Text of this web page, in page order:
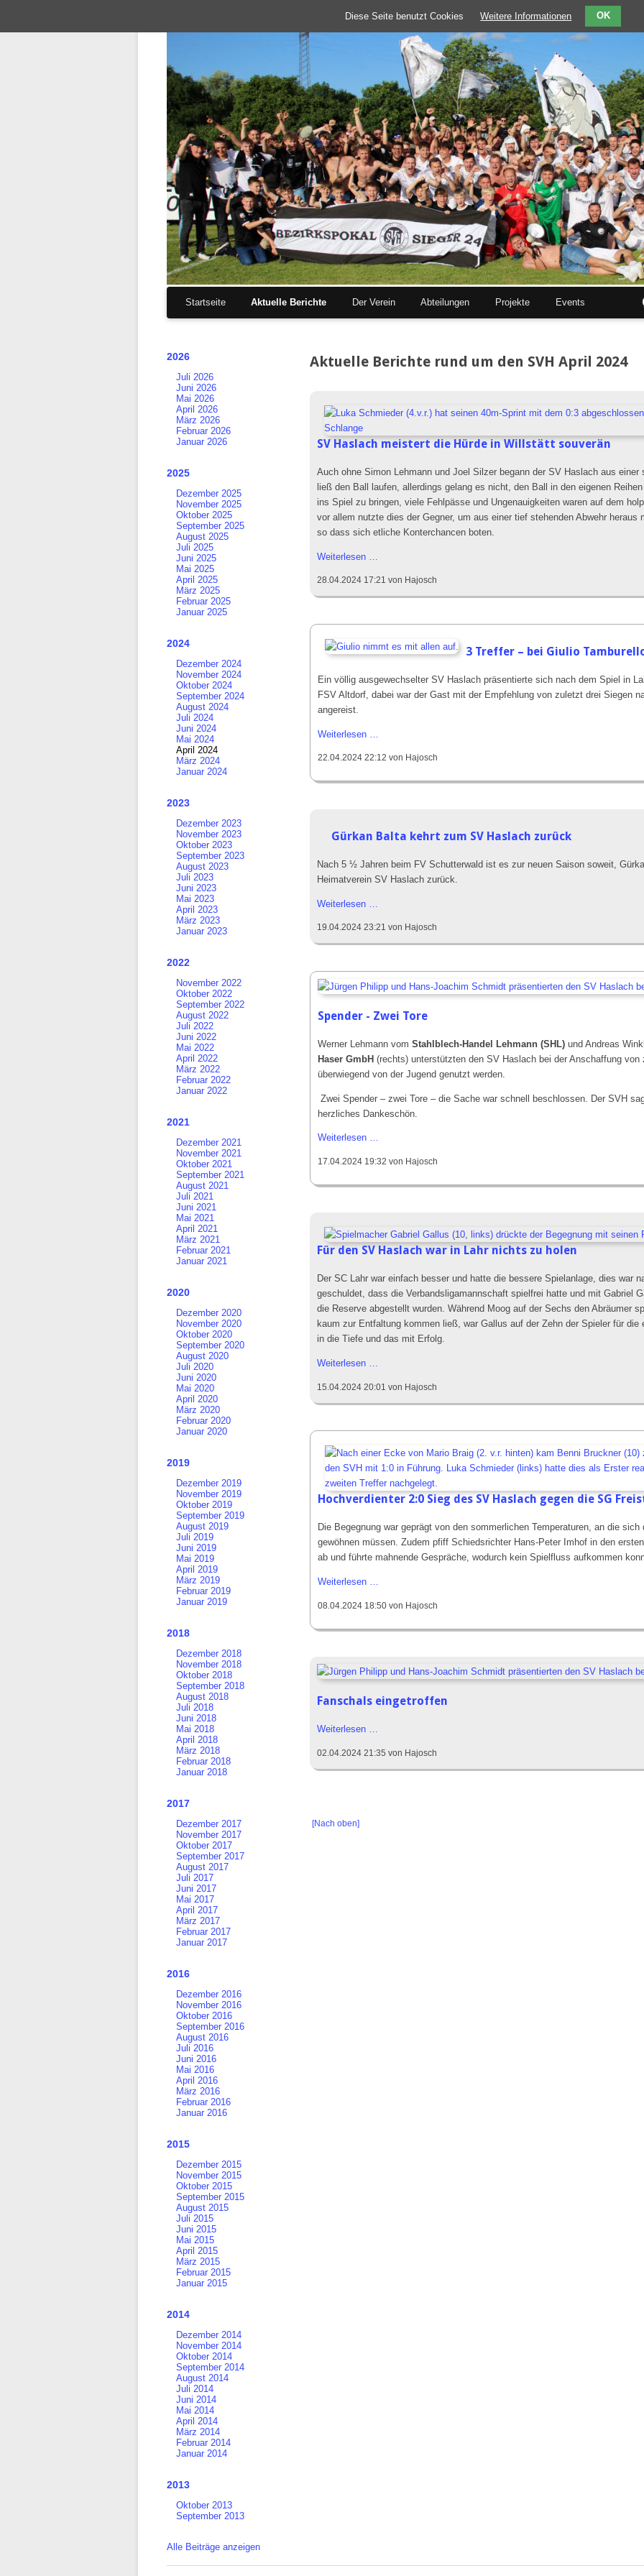
Navigation
Startseite Aktuelle Berichte Der Verein Abteilungen Projekte Events
Aktuelle Berichte rund um den SVH April 2024
SV Haslach meistert die Hürde in Willstätt souverän
Auch ohne Simon Lehmann und Joel Silzer begann der SV Haslach aus einer
ließ den Ball laufen, allerdings gelang es nicht, den Ball in den eigenen
ins Spiel zu bringen, viele Fehlpässe und Ungenauigkeiten waren auf dem
vor allem nutzte dies der Gegner, um aus einer tief stehenden Abwehr heraus
so dass sich etliche Konterchancen boten.
Weiterlesen …
meistert
die
Willstätt
28.04.2024 17:21 von Hajosch
3 Treffer – bei Giulio
Ein völlig ausgewechselter SV Haslach präsentierte sich nach dem Spiel in
FSV Altdorf, dabei war der Gast mit der Empfehlung von zuletzt drei Siegen
angereist.
Weiterlesen …
–
bei
der
22.04.2024 22:12 von Hajosch
Gürkan Balta kehrt zum SV Haslach zurück
Nach 5 ½ Jahren beim FV Schutterwald ist es zur neuen Saison soweit,
Heimatverein SV Haslach zurück.
Weiterlesen …
kehrt
zum
zurück
19.04.2024 23:21 von Hajosch
Spender - Zwei Tore
Werner Lehmann vomStahlblech-Handel Lehmann (SHL)und Andreas
Haser GmbH (rechts) unterstützten den SV Haslach bei der Anschaffung von
überwiegend von der Jugend genutzt werden.
Zwei Spender – zwei Tore – die Sache war schnell beschlossen. Der SVH
herzliches Dankeschön.
Weiterlesen …
-
Zwei
17.04.2024 19:32 von Hajosch
Für den SV Haslach war in Lahr nichts zu holen
Der SC Lahr war einfach besser und hatte die bessere Spielanlage, dies war
geschuldet, dass die Verbandsligamannschaft spielfrei hatte und mit Gabriel
die Reserve abgestellt wurden. Während Moog auf der Sechs den Abräumer
kaum zur Entfaltung kommen ließ, war Gallus auf der Zehn der Spieler für
in die Tiefe und das mit Erfolg.
Weiterlesen …
SV
Haslach
Lahr
nichts
zu
holen
15.04.2024 20:01 von Hajosch
Hochverdienter 2:0 Sieg des SV Haslach gegen die SG
Die Begegnung war geprägt von den sommerlichen Temperaturen, an die
gewöhnen müssen. Zudem pfiff Schiedsrichter Hans-Peter Imhof in den
ab und führte mahnende Gespräche, wodurch kein Spielfluss aufkommen
Weiterlesen …
Sieg
des
gegen
SG
08.04.2024 18:50 von Hajosch
Fanschals eingetroffen
Weiterlesen …
eingetroffen
02.04.2024 21:35 von Hajosch
[Nach oben]
2026
Juli 2026
Juni 2026
Mai 2026
April 2026
März 2026
Februar 2026
Januar 2026
2025
Dezember 2025
November 2025
Oktober 2025
September 2025
August 2025
Juli 2025
Juni 2025
Mai 2025
April 2025
März 2025
Februar 2025
Januar 2025
2024
Dezember 2024
November 2024
Oktober 2024
September 2024
August 2024
Juli 2024
Juni 2024
Mai 2024
April 2024
März 2024
Januar 2024
2023
Dezember 2023
November 2023
Oktober 2023
September 2023
August 2023
Juli 2023
Juni 2023
Mai 2023
April 2023
März 2023
Januar 2023
2022
November 2022
Oktober 2022
September 2022
August 2022
Juli 2022
Juni 2022
Mai 2022
April 2022
März 2022
Februar 2022
Januar 2022
2021
Dezember 2021
November 2021
Oktober 2021
September 2021
August 2021
Juli 2021
Juni 2021
Mai 2021
April 2021
März 2021
Februar 2021
Januar 2021
2020
Dezember 2020
November 2020
Oktober 2020
September 2020
August 2020
Juli 2020
Juni 2020
Mai 2020
April 2020
März 2020
Februar 2020
Januar 2020
2019
Dezember 2019
November 2019
Oktober 2019
September 2019
August 2019
Juli 2019
Juni 2019
Mai 2019
April 2019
März 2019
Februar 2019
Januar 2019
2018
Dezember 2018
November 2018
Oktober 2018
September 2018
August 2018
Juli 2018
Juni 2018
Mai 2018
April 2018
März 2018
Februar 2018
Januar 2018
2017
Dezember 2017
November 2017
Oktober 2017
September 2017
August 2017
Juli 2017
Juni 2017
Mai 2017
April 2017
März 2017
Februar 2017
Januar 2017
2016
Dezember 2016
November 2016
Oktober 2016
September 2016
August 2016
Juli 2016
Juni 2016
Mai 2016
April 2016
März 2016
Februar 2016
Januar 2016
2015
Dezember 2015
November 2015
Oktober 2015
September 2015
August 2015
Juli 2015
Juni 2015
Mai 2015
April 2015
März 2015
Februar 2015
Januar 2015
2014
Dezember 2014
November 2014
Oktober 2014
September 2014
August 2014
Juli 2014
Juni 2014
Mai 2014
April 2014
März 2014
Februar 2014
Januar 2014
2013
Oktober 2013
September 2013
Alle Beiträge anzeigen
Diese Seite benutzt Cookies Weitere Informationen OK